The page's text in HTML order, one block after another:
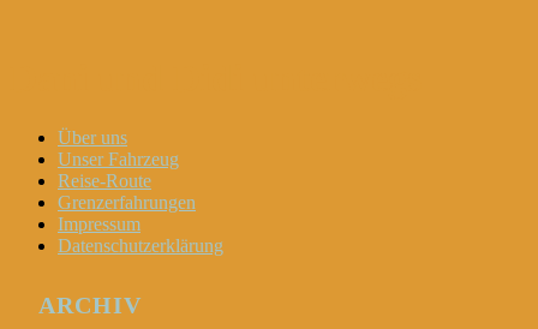
Menu
Widgets
Search
Skip
content
Über uns
Unser Fahrzeug
Reise-Route
Grenzerfahrungen
Impressum
Datenschutzerklärung
ARCHIV